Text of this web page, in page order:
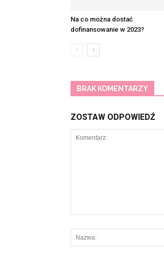
Na co można dostać
dofinansowanie w 2023?
BRAK KOMENTARZY
ZOSTAW ODPOWIEDŹ